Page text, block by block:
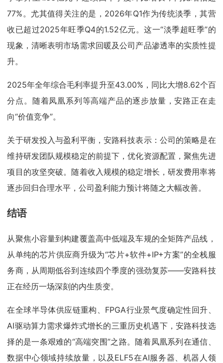
77%。尤其值得关注的是，2026年Q1作为传统淡季，其营
收已超过2025年旺季Q4的1.52亿元。这一“淡季超旺季”的
现象，清晰表明市场需求回暖及公司产品渗透率的实质性提
升。
2025年全年综合毛利率提升至43.00%，同比大增8.62个百
分点。随着凤凰系列等高端产品的逐步放量，安路正在走
向“价值竞争”。
关于研发投入与盈利平衡，安路科技表示：公司的策略是在
维持研发团队规模稳定的前提下，优化资源配置，聚焦先进
项目的攻坚突破。随着收入规模的稳定增长，研发费用率将
逐步回归合理水平，公司盈利能力预计将随之大幅改善。
结语
从聚焦小容量到构建覆盖高中低端及车规的全矩阵产品线，
从单纯的芯片供应商升级为“芯片+软件+IP+方案”的全栈服
务商，从周期低谷到连续四个季度的强劲复苏——安路科技
正在经历一场深刻的内生质变。
在全球半导体供应链重构、FPGA行业景气度确定性回升、
AI驱动算力需求爆炸式增长的三重历史机遇下，安路科技选
择的是一条艰难的“高端突围”之路。随着凤凰系列在通信、
数据中心领域持续放量，以及ELF5在AI服务器、机器人领